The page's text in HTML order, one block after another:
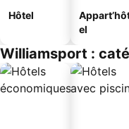
Hôtel
el
Williamsport :